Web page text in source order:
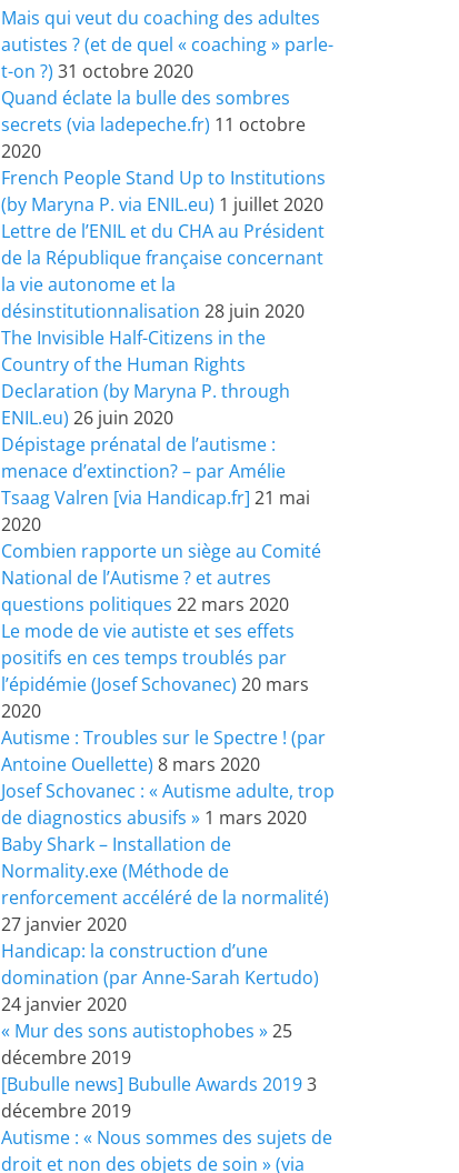
Mais qui veut du coaching des adultes
autistes ? (et de quel « coaching » parle-
t-on ?) 31 octobre 2020
Quand éclate la bulle des sombres
secrets (via ladepeche.fr) 11 octobre
2020
French People Stand Up to Institutions
(by Maryna P. via ENIL.eu) 1 juillet 2020
Lettre de l’ENIL et du CHA au Président
de la République française concernant
la vie autonome et la
désinstitutionnalisation 28 juin 2020
The Invisible Half-Citizens in the
Country of the Human Rights
Declaration (by Maryna P. through
ENIL.eu) 26 juin 2020
Dépistage prénatal de l’autisme :
menace d’extinction? – par Amélie
Tsaag Valren [via Handicap.fr] 21 mai
2020
Combien rapporte un siège au Comité
National de l’Autisme ? et autres
questions politiques 22 mars 2020
Le mode de vie autiste et ses effets
positifs en ces temps troublés par
l’épidémie (Josef Schovanec) 20 mars
2020
Autisme : Troubles sur le Spectre ! (par
Antoine Ouellette) 8 mars 2020
Josef Schovanec : « Autisme adulte, trop
de diagnostics abusifs » 1 mars 2020
Baby Shark – Installation de
Normality.exe (Méthode de
renforcement accéléré de la normalité)
27 janvier 2020
Handicap: la construction d’une
domination (par Anne-Sarah Kertudo)
24 janvier 2020
« Mur des sons autistophobes »25
décembre 2019
[Bubulle news] Bubulle Awards 20193
décembre 2019
Autisme : « Nous sommes des sujets de
droit et non des objets de soin » (via